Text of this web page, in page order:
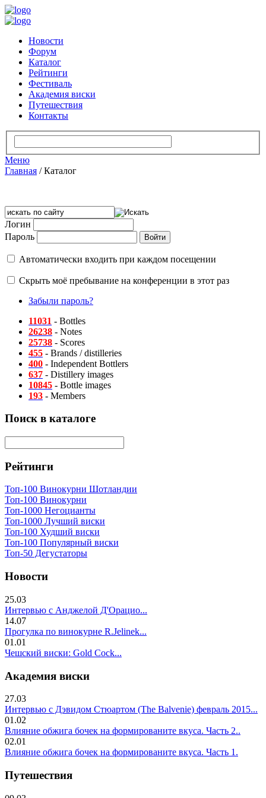
Новости
Форум
Каталог
Рейтинги
Фестиваль
Академия виски
Путешествия
Контакты
Меню
Главная /Каталог
Логин
Пароль
Автоматически входить при каждом посещении
Скрыть моё пребывание на конференции в этот раз
Забыли пароль?
11031 - Bottles
26238 - Notes
25738 - Scores
455 - Brands / distilleries
400 - Independent Bottlers
637 - Distillery images
10845 - Bottle images
193 - Members
Поиск в каталоге
Рейтинги
Топ-100 Винокурни Шотландии
Топ-100 Винокурни
Топ-1000 Негоцианты
Топ-1000 Лучший виски
Топ-100 Худший виски
Топ-100 Популярный виски
Топ-50 Дегустаторы
Новости
25.03
Интервью с Анджелой Д'Орацио...
14.07
Прогулка по винокурне R.Jelinek...
01.01
Чешский виски: Gold Cock...
Академия виски
27.03
Интервью с Дэвидом Стюартом (The Balvenie) февраль 2015...
01.02
Влияние обжига бочек на формированите вкуса. Часть 2..
02.01
Влияние обжига бочек на формированите вкуса. Часть 1.
Путешествия